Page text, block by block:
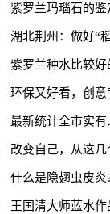
紫罗兰玛瑙石的鉴
湖北荆州：做好“
紫罗兰种水比较好
环保又好看，创意
最新统计全市实有
改变自己，从这
什么是隐翅虫皮炎
王国清大师蓝水作